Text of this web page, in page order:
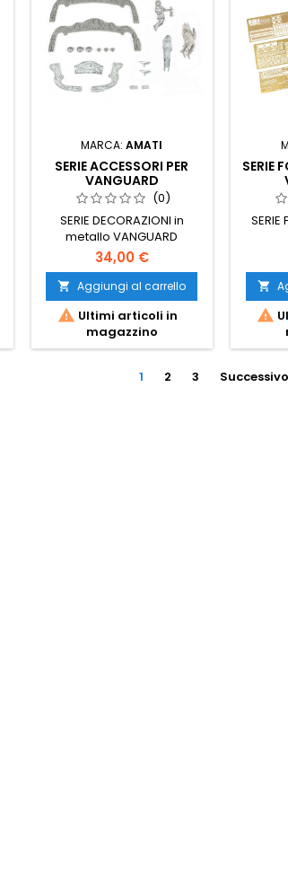
MARCA:AMATI
SERIE ACCESSORI PER
VANGUARD
(0)
SERIE DECORAZIONI in
metallo VANGUARD
(escluse fotoincisioni)
34,00 €
 Aggiungi al carrello
 Ultimi articoli in
magazzino
SERIE
SERIE


1 2 3 Successivo